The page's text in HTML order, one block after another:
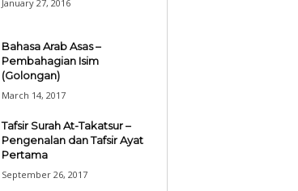
January 27, 2016
Bahasa Arab Asas –
Pembahagian Isim
(Golongan)
March 14, 2017
Tafsir Surah At-Takatsur –
Pengenalan dan Tafsir Ayat
Pertama
September 26, 2017